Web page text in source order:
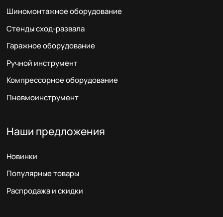
Шиномонтажное оборудование
Стенды сход-развала
Гаражное оборудование
Ручной инструмент
Компрессорное оборудование
Пневмоинструмент
Наши предложения
Новинки
Популярные товары
Распродажа и скидки